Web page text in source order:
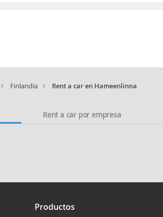
Finlandia Rent a car en Hameenlinna
Rent a car por empresa
Productos